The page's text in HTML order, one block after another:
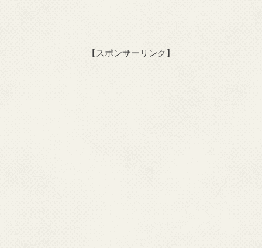
【スポンサーリンク】